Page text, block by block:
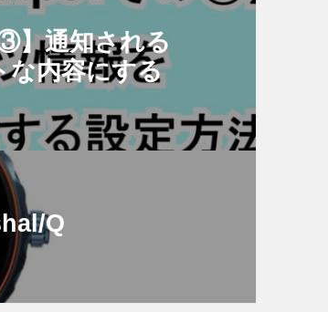
】通知される
な内容にする
Q